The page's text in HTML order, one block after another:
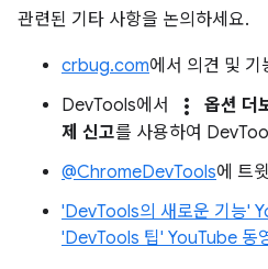
관련된 기타 사항을 논의하세요.
crbug.com에서 의견 및 기
DevTools에서
more_vert 옵션 더
제 신고를 사용하여
@ChromeDevTools에 트
'DevTools의 새로운 기능'
'DevTools 팁' YouTube 동